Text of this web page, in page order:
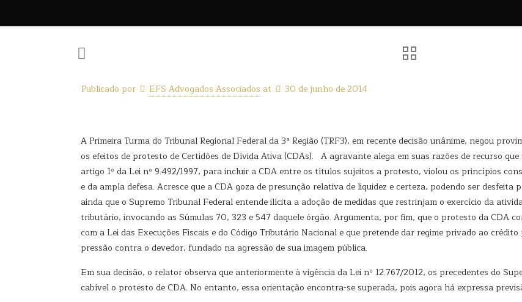
Publicado por EFS Advogados Associados at 30 de junho de 2014
A Primeira Turma do Tribunal Regional Federal da 3ª Região (TRF3), em recente decisão unânime, negou
os efeitos de protesto de Certidões de Dívida Ativa (CDAs). A agravante alega em suas razões de recurso
artigo 1º da Lei nº 9.492/1997, para incluir a CDA entre os títulos sujeitos a protesto, violou os princípios
e da ampla defesa. Acresce que a CDA goza de presunção relativa de liquidez e certeza, podendo ser
ainda que o Supremo Tribunal Federal entende ilícita a adoção de medidas que restrinjam o exercício da
tributário, invocando as Súmulas 70, 323 e 547 daquele órgão. Argumenta, por fim, que o protesto da CDA
com a Lei das Execuções Fiscais e do Código Tributário Nacional e que pretende dar regime privado ao
pressão contra o devedor, fundado na agressão de sua imagem pública.
Em sua decisão, o relator observa que anteriormente à vigência da Lei nº 12.767/2012, os precedentes do
cabível o protesto de CDA. No entanto, essa orientação encontra-se superada, pois agora há expressa